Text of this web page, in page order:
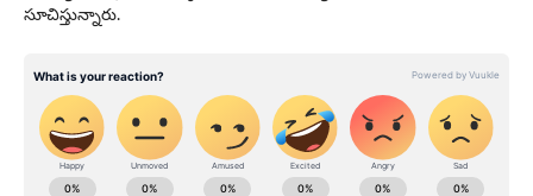
సూచిస్తున్నారు.